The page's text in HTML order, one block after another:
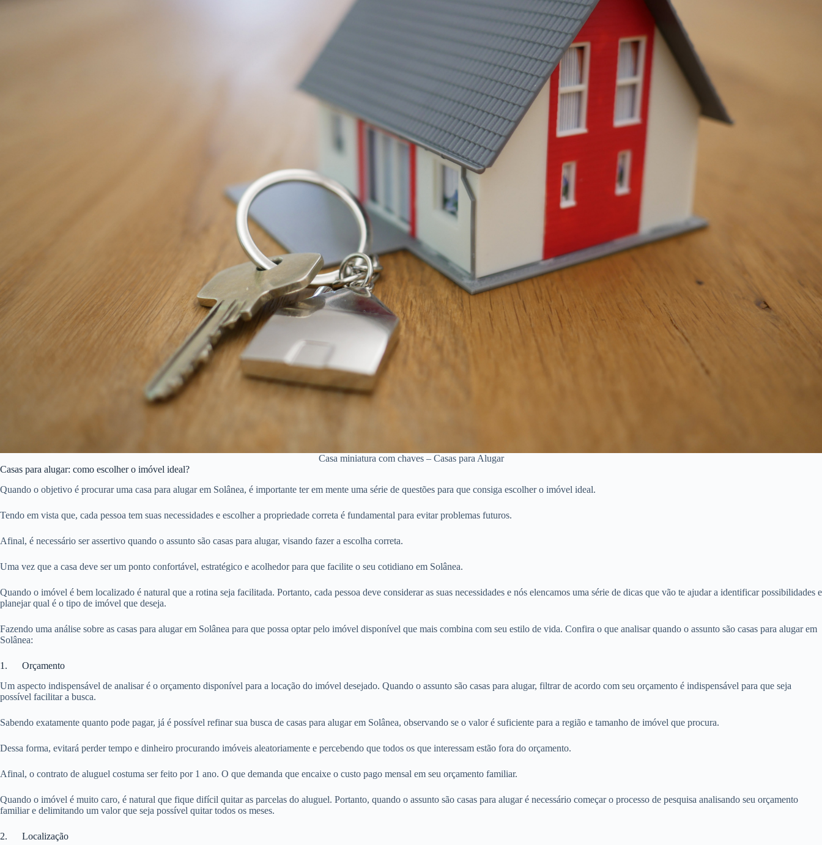
Casa miniatura com chaves – Casas para Alugar
Casas para alugar: como escolher o imóvel ideal?
Quando o objetivo é procurar uma casa para alugar em Solânea, é importante ter em mente uma série de questões para que consiga escolher o imóvel ideal.
Tendo em vista que, cada pessoa tem suas necessidades e escolher a propriedade correta é fundamental para evitar problemas futuros.
Afinal, é necessário ser assertivo quando o assunto são casas para alugar, visando fazer a escolha correta.
Uma vez que a casa deve ser um ponto confortável, estratégico e acolhedor para que facilite o seu cotidiano em Solânea.
Quando o imóvel é bem localizado é natural que a rotina seja facilitada. Portanto, cada pessoa deve considerar as suas necessidades e nós elencamos uma série de dicas que vão te ajudar a identificar possibilidades e
planejar qual é o tipo de imóvel que deseja.
Fazendo uma análise sobre as casas para alugar em Solânea para que possa optar pelo imóvel disponível que mais combina com seu estilo de vida. Confira o que analisar quando o assunto são casas para alugar em
Solânea:
1. Orçamento
Um aspecto indispensável de analisar é o orçamento disponível para a locação do imóvel desejado. Quando o assunto são casas para alugar, filtrar de acordo com seu orçamento é indispensável para que seja
possível facilitar a busca.
Sabendo exatamente quanto pode pagar, já é possível refinar sua busca de casas para alugar em Solânea, observando se o valor é suficiente para a região e tamanho de imóvel que procura.
Dessa forma, evitará perder tempo e dinheiro procurando imóveis aleatoriamente e percebendo que todos os que interessam estão fora do orçamento.
Afinal, o contrato de aluguel costuma ser feito por 1 ano. O que demanda que encaixe o custo pago mensal em seu orçamento familiar.
Quando o imóvel é muito caro, é natural que fique difícil quitar as parcelas do aluguel. Portanto, quando o assunto são casas para alugar é necessário começar o processo de pesquisa analisando seu orçamento
familiar e delimitando um valor que seja possível quitar todos os meses.
2. Localização